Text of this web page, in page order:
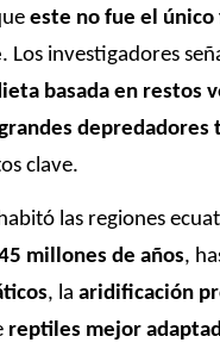
este no fue el
. Los investigadores
basada en restos
clave.
las regiones
millones de años,
, la aridificación
reptiles mejor